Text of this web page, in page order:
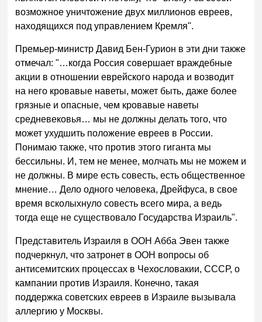
возможное уничтожение двух миллионов евреев,
находящихся под управлением Кремля".
Премьер-министр Давид Бен-Гурион в эти дни также
отмечал: "…когда Россия совершает враждебные
акции в отношении еврейского народа и возводит
на него кровавые наветы, может быть, даже более
грязные и опасные, чем кровавые наветы
средневековья… мы не должны делать того, что
может ухудшить положение евреев в России.
Понимаю также, что против этого гиганта мы
бессильны. И, тем не менее, молчать мы не можем и
не должны. В мире есть совесть, есть общественное
мнение… Дело одного человека, Дрейфуса, в свое
время всколыхнуло совесть всего мира, а ведь
тогда еще не существовало Государства Израиль".
Представитель Израиля в ООН Абба Эвен также
подчеркнул, что затронет в ООН вопросы об
антисемитских процессах в Чехословакии, СССР, о
кампании против Израиля. Конечно, такая
поддержка советских евреев в Израиле вызывала
аллергию у Москвы.